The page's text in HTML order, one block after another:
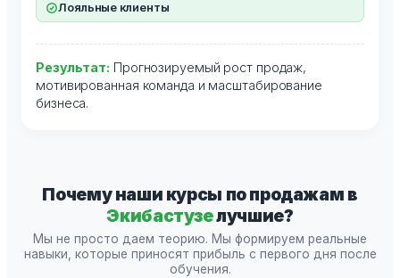
Лояльные клиенты
Результат: Прогнозируемый рост продаж,
мотивированная команда и масштабирование
бизнеса.
Почему наши курсы по продажам в
Экибастузелучшие?
Мы не просто даем теорию. Мы формируем реальные
навыки, которые приносят прибыль с первого дня после
обучения.